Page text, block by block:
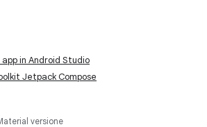
in Android Studio
Jetpack Compose
versione